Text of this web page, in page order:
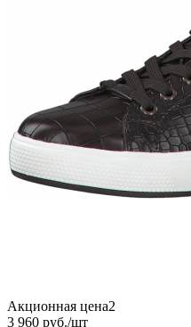
Акционная цена2
3 960 руб./шт